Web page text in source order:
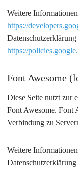
Weitere
https://
https://
Font Awesome
Diese Seite nutzt zur
Font Awesome. Font
Verbindung zu
Weitere